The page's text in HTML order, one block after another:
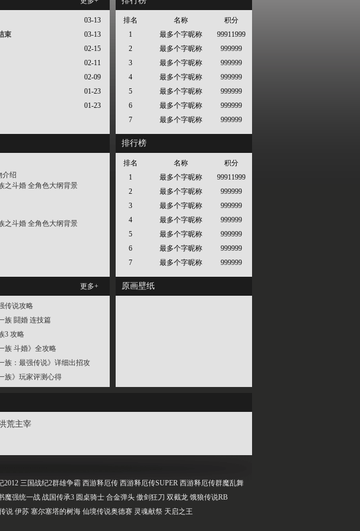
03-13
03-13
束
02-15
02-11
02-09
01-23
01-23
介绍
之斗婚 全角色大纲背景
之斗婚 全角色大纲背景
更多+
传说攻略
族 闘婚 连技篇
3 攻略
族 斗婚》全攻略
族：最强传说》详细出招攻
族》玩家评测心得
排名 名称
积分
1
最多个字昵称
99911999
2
最多个字昵称
999999
3
最多个字昵称
999999
4
最多个字昵称
999999
5
最多个字昵称
999999
6
最多个字昵称
999999
7
最多个字昵称 999999
排行榜
排名 名称
积分
1
最多个字昵称
99911999
2
最多个字昵称
999999
3
最多个字昵称
999999
4
最多个字昵称
999999
5
最多个字昵称
999999
6
最多个字昵称
999999
7
最多个字昵称 999999
原画壁纸
荒主宰
2012 三国战纪2群雄争霸 西游释厄传 西游释厄传SUPER 西游释厄传群魔乱舞
魔强统一战 战国传承3 圆桌骑士 合金弹头 傲剑狂刀 双截龙 饿狼传说RB
说 伊苏 塞尔塞塔的树海 仙境传说奥德赛 灵魂献祭 天启之王